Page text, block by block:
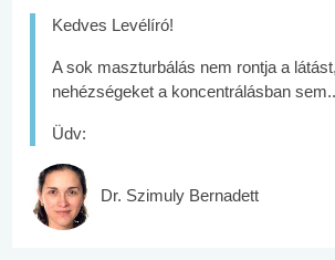
Kedves Levélíró!
A sok maszturbálás nem rontja a
nehézségeket a koncentrálásban sem..
Üdv:
Dr. Szimuly Bernadett